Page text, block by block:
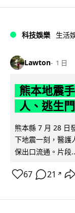
科技娛樂 生活
Lawton 1 日
熊本地震
人、逃生
熊本縣 7 月 28 日
下地震一刻，醫護
保出口流通。片段
67 21 ↗